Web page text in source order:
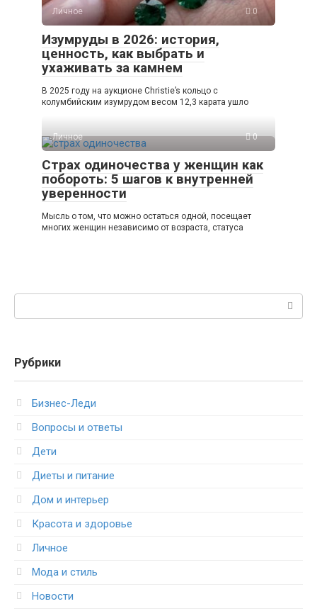
Личное 0
Изумруды в 2026: история,
ценность, как выбрать и
ухаживать за камнем
В 2025 году на аукционе Christie’s кольцо с
колумбийским изумрудом весом 12,3 карата ушло
Личное 0
Страх одиночества у женщин как
побороть: 5 шагов к внутренней
уверенности
Мысль о том, что можно остаться одной, посещает
многих женщин независимо от возраста, статуса
Рубрики
Бизнес-Леди
Вопросы и ответы
Дети
Диеты и питание
Дом и интерьер
Красота и здоровье
Личное
Мода и стиль
Новости